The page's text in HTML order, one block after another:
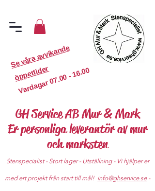
S
e
v
år
a
a
v
vi
k
a
n
d
e
ö
p
p
etti
d
er
Vardagar
07.00 - 16.00
GH Service AB Mur & Mark
Er personliga leverantör av mur
och marksten
Stenspecialist - Stort lager - Utställning - Vi hjälper er
med ert projekt från start till mål! info@ghservice.se-